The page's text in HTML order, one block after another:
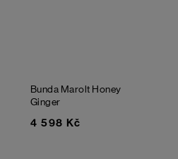
Bunda Marolt Honey
Ginger
4 598 Kč